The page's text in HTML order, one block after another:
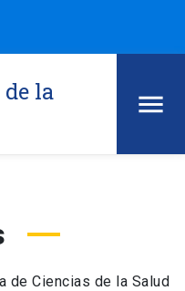
la
de Ciencias de la Salud